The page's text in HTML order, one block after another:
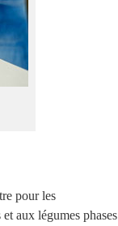
pour les
aux légumes phases